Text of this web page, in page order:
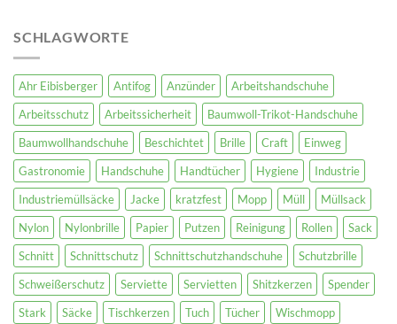
SCHLAGWORTE
Ahr Eibisberger Antifog Anzünder
Arbeitshandschuhe
Arbeitsschutz
Arbeitssicherheit
Baumwoll-Trikot-Handschuhe
Baumwollhandschuhe
Beschichtet Brille Craft
Einweg
Gastronomie
Handschuhe Handtücher Hygiene
Industrie
Industriemüllsäcke
Jacke kratzfest Mopp Müll
Müllsack
Nylon
Nylonbrille Papier Putzen Reinigung Rollen
Sack
Schnitt
Schnittschutz Schnittschutzhandschuhe
Schutzbrille
Schweißerschutz
Serviette Servietten Shitzkerzen
Spender
Stark
Säcke Tischkerzen Tuch Tücher Wischmopp